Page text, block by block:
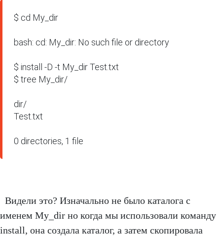
$ cd My_dir
bash: cd: My_dir: No such file or directory
$ install -D -t My_dir Test.txt
$ tree My_dir/
dir/
Test.txt
0 directories, 1 file
Видели это? Изначально не было каталога с
именем My_dir но когда мы использовали команду
install, она создала каталог, а затем скопировала